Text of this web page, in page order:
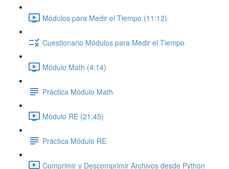
Módulos para Medir el Tiempo (11:12)
Cuestionario Módulos para Medir el Tiempo
Módulo Math (4:14)
Práctica Módulo Math
Módulo RE (21:45)
Práctica Módulo RE
Comprimir y Descomprimir Archivos desde Python